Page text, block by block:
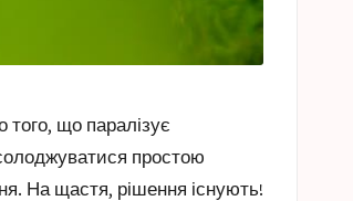
що паралізує
простою
На щастя, рішення існують!